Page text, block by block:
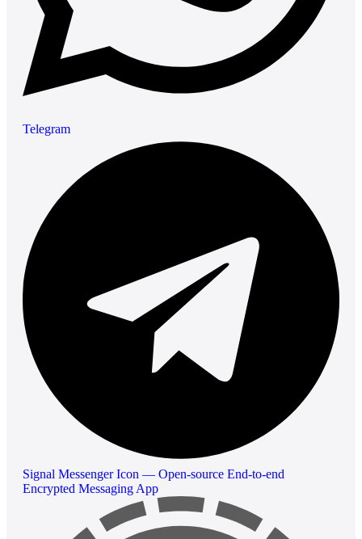
Telegram
Signal Messenger Icon — Open-source End-to-end
Encrypted Messaging App